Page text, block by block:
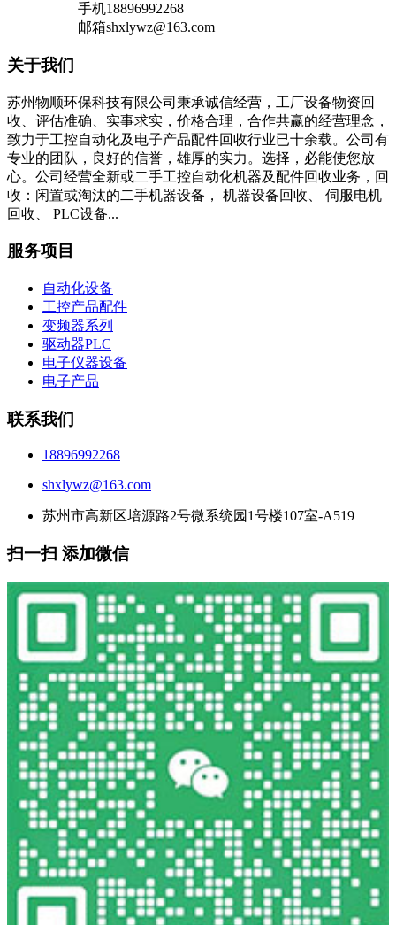
手机18896992268
邮箱shxlywz@163.com
关于我们
苏州物顺环保科技有限公司秉承诚信经营，工厂设备物资回
收、评估准确、实事求实，价格合理，合作共赢的经营理念，
致力于工控自动化及电子产品配件回收行业已十余载。公司有
专业的团队，良好的信誉，雄厚的实力。选择，必能使您放
心。公司经营全新或二手工控自动化机器及配件回收业务，回
收：闲置或淘汰的二手机器设备， 机器设备回收、 伺服电机
回收、 PLC设备...
服务项目
自动化设备
工控产品配件
变频器系列
驱动器PLC
电子仪器设备
电子产品
联系我们
18896992268
shxlywz@163.com
苏州市高新区培源路2号微系统园1号楼107室-A519
扫一扫 添加微信